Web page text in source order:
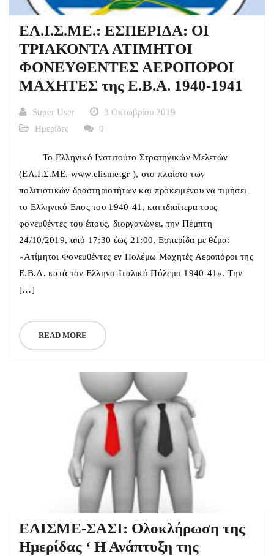
ΕΛ.Ι.Σ.ΜΕ.: ΕΣΠΕΡΙΔΑ: ΟΙ
ΤΡΙΑΚΟΝΤΑ ΑΤΙΜΗΤΟΙ
ΦΟΝΕΥΘΕΝΤΕΣ ΑΕΡΟΠΟΡΟΙ
ΜΑΧΗΤΕΣ της E.B.A. 1940-1941
Super User
3 Οκτωβρίου 2019
Ημερίδες
0
To Ελληνικό Ινστιτούτο Στρατηγικών Μελετών
(ΕΛ.Ι.Σ.ΜΕ. www.elisme.gr ), στο πλαίσιο των
πολιτιστικών δραστηριοτήτων και προκειμένου να τιμήσει
το Ελληνικό Επος του 1940-41, και ιδιαίτερα τους
φονευθέντες του έπους, διοργανώνει, την Πέμπτη
24/10/2019, από 17:30 έως 21:00, Εσπερίδα με θέμα:
«Ατίμητοι Φονευθέντες εν Πολέμω Μαχητές Αεροπόροι της
Ε.Β.Α. κατά τον Ελληνο-Ιταλικό Πόλεμο 1940-41». Την
[…]
READ MORE
ΕΛΙΣΜΕ-ΣΑΣΙ: Ολοκλήρωση της
Ημερίδας ‘ Η Ανάπτυξη της